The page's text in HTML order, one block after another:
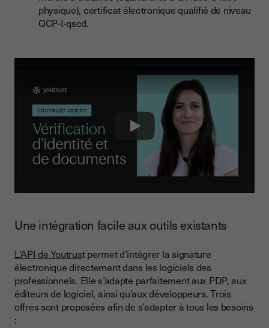
physique), certificat électronique qualifié de niveau
QCP-I-qscd.
Play
Une intégration facile aux outils existants
L’API de Youtrust permet d’intégrer la signature
électronique directement dans les logiciels des
professionnels. Elle s’adapte parfaitement aux PDP, aux
éditeurs de logiciel, ainsi qu’aux développeurs. Trois
offres sont proposées afin de s’adapter à tous les besoins
: